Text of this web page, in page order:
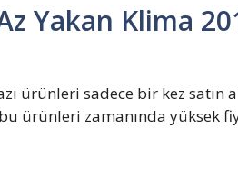
Yakan Klima
ürünleri sadece bir kez
ürünleri zamanında yüksek